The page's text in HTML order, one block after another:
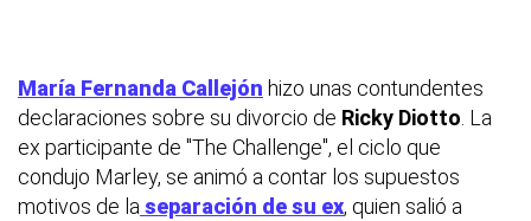
María Fernanda Callejón hizo unas contundentes
declaraciones sobre su divorcio de Ricky Diotto . La
ex participante de "The Challenge", el ciclo que
condujo Marley, se animó a contar los supuestos
motivos de la separación de su ex, quien salió a